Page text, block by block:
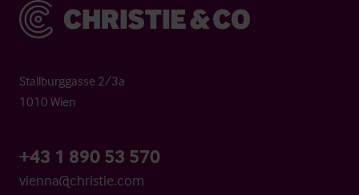
Christie & Co
Stallburggasse 2/3a
1010 Wien
+43 1 890 53 570
vienna@christie.com